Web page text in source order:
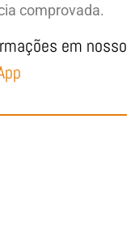
comprovada.
em nosso